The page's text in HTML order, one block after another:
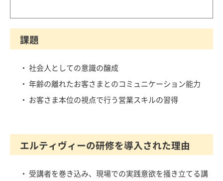
課題
・ 社会人としての意識の醸成
・ 年齢の離れたお客さまとのコミュニケーション能力
・ お客さま本位の視点で行う営業スキルの習得
エルティヴィーの研修を導入された理由
・ 受講者を巻き込み、現場での実践意欲を掻き立てる講